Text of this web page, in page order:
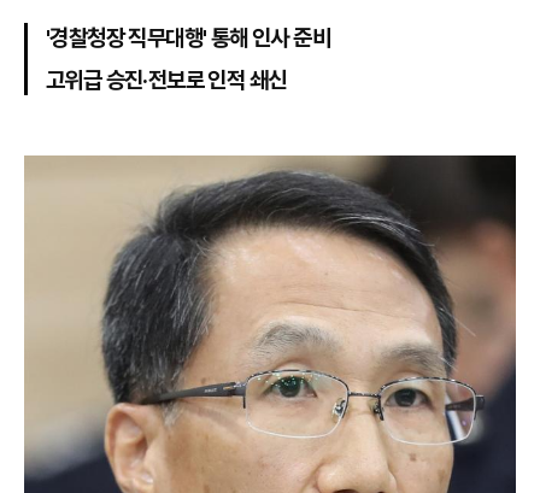
'경찰청장 직무대행' 통해 인사 준비
고위급 승진·전보로 인적 쇄신